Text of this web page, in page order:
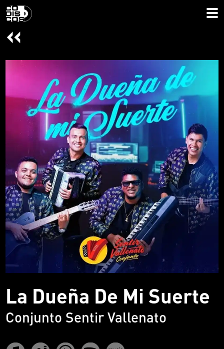
La Dueña De Mi Suerte
Conjunto Sentir Vallenato